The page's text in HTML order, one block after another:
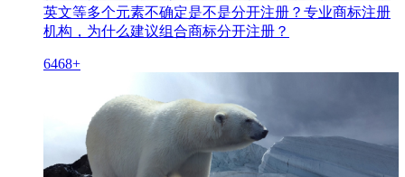
英文等多个元素不确定是不是分开注册？专业商标注册
机构，为什么建议组合商标分开注册？
6468+